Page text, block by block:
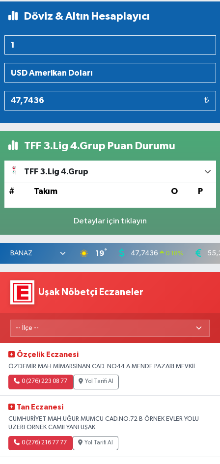
Döviz & Altın Hesaplayıcı
₺
TFF 3.Lig 4.Grup Puan Durumu
TFF 3.Lig 4.Grup
# Takım O P
Detaylar için tıklayın
19° 47,7436 0.18%
Uşak Nöbetçi Eczaneler
Özçelik Eczanesi
ÖZDEMİR MAH.MİMARSİNAN CAD. NO44 A MENDE PAZARI MEVKİİ
0 (276) 223 08 77 Yol Tarifi Al
Tan Eczanesi
CUMHURİYET MAH.UĞUR MUMCU CAD.NO:72 B ÖRNEK EVLER YOLU
ÜZERİ ÖRNEK CAMİİ YANI UŞAK
0 (276) 216 77 77 Yol Tarifi Al